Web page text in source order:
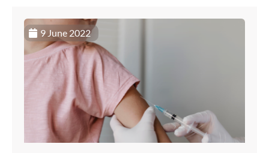
9 June 2022